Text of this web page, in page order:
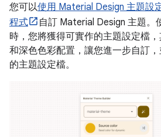
您可以使用 Material Design 主題設
程式
自訂 Material Design 主題。
時，您將獲得可實作的主題設定檔
和深色色彩配置，讓您進一步自訂
的主題設定檔。